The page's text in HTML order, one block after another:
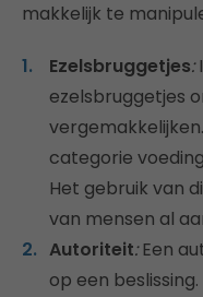
makkelijk te
Ezelsbruggetjes:
ezelsbruggetjes
vergemakkelijken.
categorie
Het gebruik van
van mensen al
Autoriteit:Een
op een